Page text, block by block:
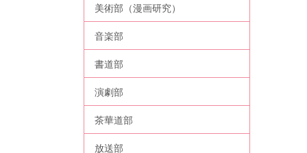
美術部（漫画研究）
音楽部
書道部
演劇部
茶華道部
放送部